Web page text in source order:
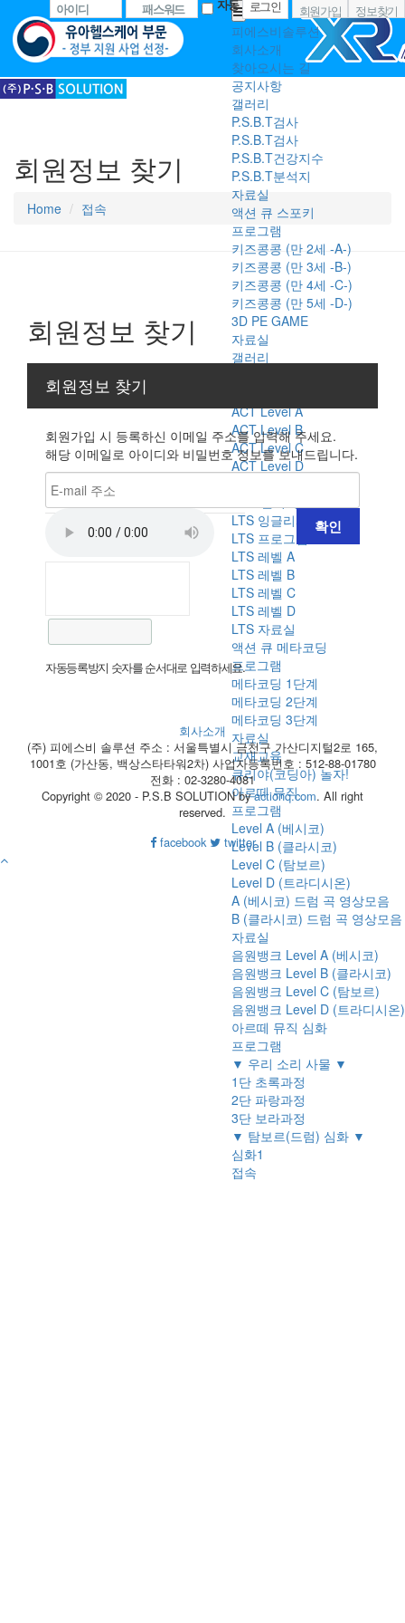
아이디 패스워드 자동 회원가입 정보찾기
피에스비솔루션
회사소개
찾아오시는 길
공지사항
갤러리
P.S.B.T검사
P.S.B.T검사
P.S.B.T건강지수
P.S.B.T분석지
자료실
액션 큐 스포키
프로그램
키즈콩콩 (만 2세 -A-)
키즈콩콩 (만 3세 -B-)
키즈콩콩 (만 4세 -C-)
키즈콩콩 (만 5세 -D-)
3D PE GAME
자료실
갤러리
ACT Level A
ACT Level B
ACT Level C
ACT Level D
LTS 잉글리시
LTS 프로그램
LTS 레벨 A
LTS 레벨 B
LTS 레벨 C
LTS 레벨 D
LTS 자료실
액션 큐 메타코딩
프로그램
메타코딩 1단계
메타코딩 2단계
메타코딩 3단계
자료실
교재교육
큐리야(코딩아) 놀자!
아르떼 뮤직
프로그램
Level A (베시코)
Level B (클라시코)
Level C (탐보르)
Level D (트라디시온)
A (베시코) 드럼 곡 영상모음
B (클라시코) 드럼 곡 영상모음
자료실
음원뱅크 Level A (베시코)
음원뱅크 Level B (클라시코)
음원뱅크 Level C (탐보르)
음원뱅크 Level D (트라디시온)
아르떼 뮤직 심화
프로그램
▼ 우리 소리 사물 ▼
1단 초록과정
2단 파랑과정
3단 보라과정
▼ 탐보르(드럼) 심화 ▼
심화1
접속
회원정보 찾기
Home 접속
회원정보 찾기
회원정보 찾기
회원가입 시 등록하신 이메일 주소를 입력해 주세요.
해당 이메일로 아이디와 비밀번호 정보를 보내드립니다.
자동등록방지 숫자를 순서대로 입력하세요.
회사소개
(주) 피에스비 솔루션 주소 : 서울특별시 금천구 가산디지털2로 165,
1001호 (가산동, 백상스타타워2차) 사업자등록번호 : 512-88-01780
전화 : 02-3280-4081
Copyright © 2020 - P.S.B SOLUTION byactionq.com. All right
reserved.
facebook
twitter